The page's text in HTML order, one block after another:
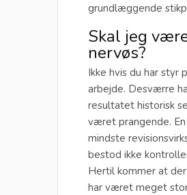
grundlæggende
Skal jeg
nervøs?
Ikke hvis du har styr
arbejde. Desværre
resultatet historisk
været prangende.
mindste
bestod ikke
Hertil kommer at
har været meget